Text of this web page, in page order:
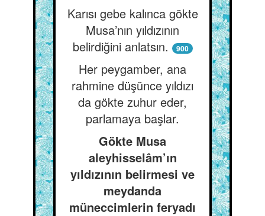
Karısı gebe kalınca gökte
Musa’nın yıldızının
belirdiğini anlatsın.
900
Her peygamber, ana
rahmine düşünce yıldızı
da gökte zuhur eder,
parlamaya başlar.
Gökte Musa
aleyhisselâm’ın
yıldızının belirmesi ve
meydanda
müneccimlerin feryadı